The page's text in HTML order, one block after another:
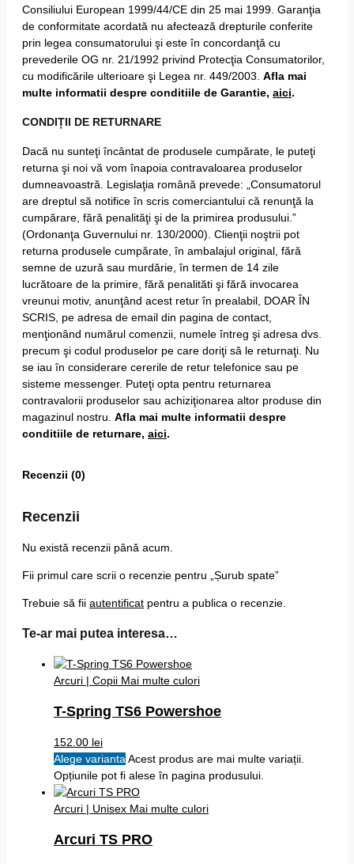
Consiliului European 1999/44/CE din 25 mai 1999. Garanţia
de conformitate acordată nu afectează drepturile conferite
prin legea consumatorului şi este în concordanţă cu
prevederile OG nr. 21/1992 privind Protecţia Consumatorilor,
cu modificările ulterioare şi Legea nr. 449/2003. Afla mai
multe informatii despre conditiile de Garantie, aici.
CONDIȚII DE RETURNARE
Dacă nu sunteţi încântat de produsele cumpărate, le puteţi
returna şi noi vă vom înapoia contravaloarea produselor
dumneavoastră. Legislaţia română prevede: „Consumatorul
are dreptul să notifice în scris comerciantului că renunţă la
cumpărare, fără penalităţi şi de la primirea produsului.”
(Ordonanţa Guvernului nr. 130/2000). Clienţii noştrii pot
returna produsele cumpărate, în ambalajul original, fără
semne de uzură sau murdărie, în termen de 14 zile
lucrătoare de la primire, fără penalităti şi fără invocarea
vreunui motiv, anunţând acest retur în prealabil, DOAR ÎN
SCRIS, pe adresa de email din pagina de contact,
menţionând numărul comenzii, numele întreg şi adresa dvs.
precum şi codul produselor pe care doriţi să le returnaţi. Nu
se iau în considerare cererile de retur telefonice sau pe
sisteme messenger. Puteţi opta pentru returnarea
contravalorii produselor sau achiziţionarea altor produse din
magazinul nostru. Afla mai multe informatii despre
conditiile de returnare, aici.
Recenzii (0)
Recenzii
Nu există recenzii până acum.
Fii primul care scrii o recenzie pentru „Șurub spate”
Trebuie să fii autentificat pentru a publica o recenzie.
Te-ar mai putea interesa…
Arcuri | Copii Mai multe culori
T-Spring TS6 Powershoe
152.00 lei
Alege varianta Acest produs are mai multe variații.
Opțiunile pot fi alese în pagina produsului.
Arcuri | Unisex Mai multe culori
Arcuri TS PRO